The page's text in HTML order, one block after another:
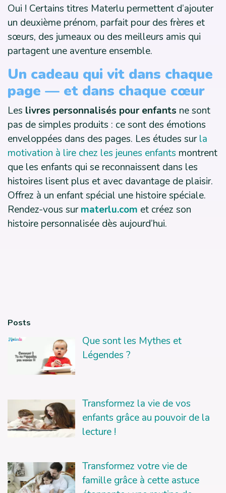
Oui ! Certains titres Materlu permettent d’ajouter
un deuxième prénom, parfait pour des frères et
sœurs, des jumeaux ou des meilleurs amis qui
partagent une aventure ensemble.
Un cadeau qui vit dans chaque
page — et dans chaque cœur
Les livres personnalisés pour enfants ne sont
pas de simples produits : ce sont des émotions
enveloppées dans des pages. Les études surla
motivation à lire chez les jeunes enfants montrent
que les enfants qui se reconnaissent dans les
histoires lisent plus et avec davantage de plaisir.
Offrez à un enfant spécial une histoire spéciale.
Rendez-vous surmaterlu.com et créez son
histoire personnalisée dès aujourd’hui.
Posts
Que sont les Mythes et
Légendes ?
Transformez la vie de vos
enfants grâce au pouvoir de la
lecture !
Transformez votre vie de
famille grâce à cette astuce